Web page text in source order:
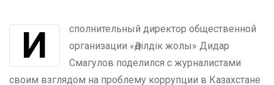
Исполнительный директор общественной
организации «Әділдік жолы» Дидар
Смагулов поделился с журналистами
своим взглядом на проблему коррупции в Казахстане